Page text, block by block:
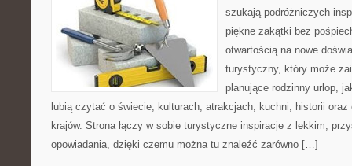
szukają podróżniczych
piękne zakątki bez
otwartością na nowe
turystyczny, który może
planujące rodzinny urlop,
lubią czytać o świecie, kulturach, atrakcjach, kuchni, historii
krajów. Strona łączy w sobie turystyczne inspiracje z lekkim,
opowiadania, dzięki czemu można tu znaleźć zarówno […]